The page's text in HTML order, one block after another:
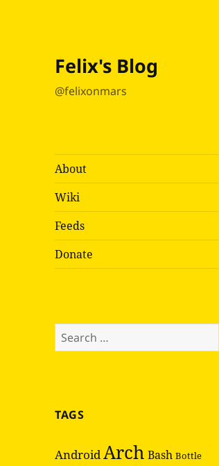
Felix's Blog
@felixonmars
About
Wiki
Feeds
Donate
Search
for:
TAGS
AndroidArch Bash Bottle